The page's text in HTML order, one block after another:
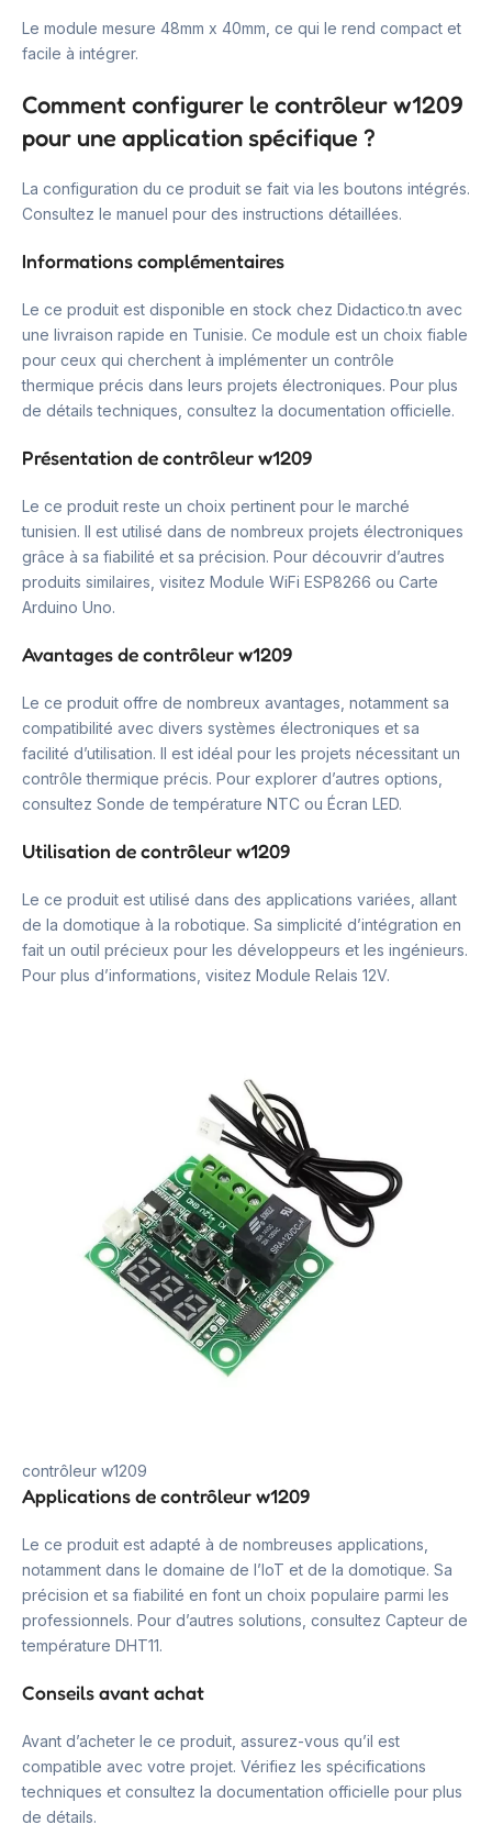
Le module mesure 48mm x 40mm, ce qui le rend compact et
facile à intégrer.
Comment configurer le contrôleur w1209
pour une application spécifique ?
La configuration du ce produit se fait via les boutons intégrés.
Consultez le manuel pour des instructions détaillées.
Informations complémentaires
Le ce produit est disponible en stock chez Didactico.tn avec
une livraison rapide en Tunisie. Ce module est un choix fiable
pour ceux qui cherchent à implémenter un contrôle
thermique précis dans leurs projets électroniques. Pour plus
de détails techniques, consultez la documentation officielle.
Présentation de contrôleur w1209
Le ce produit reste un choix pertinent pour le marché
tunisien. Il est utilisé dans de nombreux projets électroniques
grâce à sa fiabilité et sa précision. Pour découvrir d’autres
produits similaires, visitez Module WiFi ESP8266 ou Carte
Arduino Uno.
Avantages de contrôleur w1209
Le ce produit offre de nombreux avantages, notamment sa
compatibilité avec divers systèmes électroniques et sa
facilité d’utilisation. Il est idéal pour les projets nécessitant un
contrôle thermique précis. Pour explorer d’autres options,
consultez Sonde de température NTC ou Écran LED.
Utilisation de contrôleur w1209
Le ce produit est utilisé dans des applications variées, allant
de la domotique à la robotique. Sa simplicité d’intégration en
fait un outil précieux pour les développeurs et les ingénieurs.
Pour plus d’informations, visitez Module Relais 12V.
contrôleur w1209
Applications de contrôleur w1209
Le ce produit est adapté à de nombreuses applications,
notamment dans le domaine de l’IoT et de la domotique. Sa
précision et sa fiabilité en font un choix populaire parmi les
professionnels. Pour d’autres solutions, consultez Capteur de
température DHT11.
Conseils avant achat
Avant d’acheter le ce produit, assurez-vous qu’il est
compatible avec votre projet. Vérifiez les spécifications
techniques et consultez la documentation officielle pour plus
de détails.